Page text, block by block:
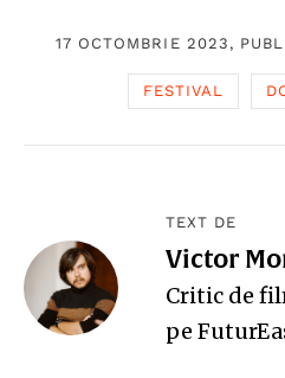
17 OCTOMBRIE 2023,
FESTIVAL
TEXT DE
Victor
Critic de
pe